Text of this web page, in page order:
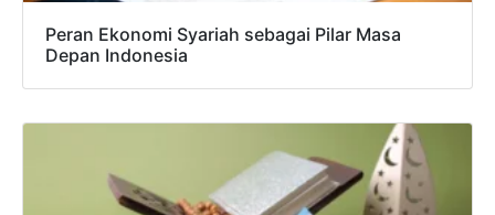
Peran Ekonomi Syariah sebagai Pilar Masa
Depan Indonesia